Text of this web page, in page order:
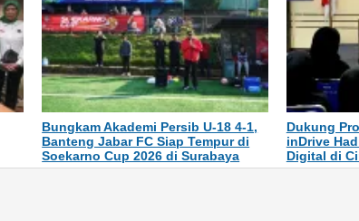
Bungkam Akademi Persib U-18 4-1,
Banteng Jabar FC Siap Tempur di
Soekarno Cup 2026 di Surabaya
Dukung
inDrive
Digital di